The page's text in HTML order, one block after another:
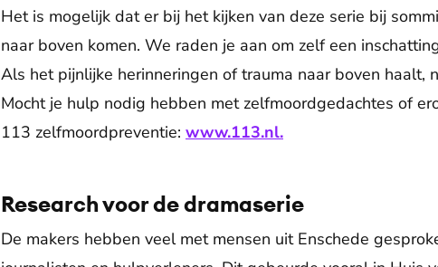
Het is mogelijk dat er bij het kijken van deze serie bij
naar boven komen. We raden je aan om zelf een
Als het pijnlijke herinneringen of trauma naar boven haalt,
Mocht je hulp nodig hebben met zelfmoordgedachtes of
113 zelfmoordpreventie: www.113.nl.
Research voor de dramaserie
De makers hebben veel met mensen uit Enschede